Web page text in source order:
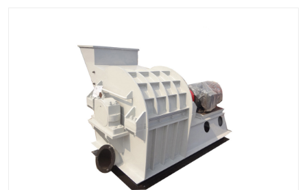
冷却机
颗粒燃烧机
滚筒筛分机